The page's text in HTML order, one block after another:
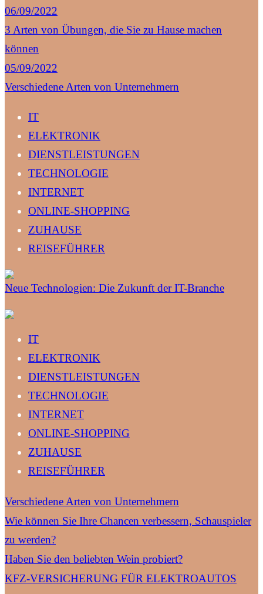
06/09/2022
3 Arten von Übungen, die Sie zu Hause machen
können
05/09/2022
Verschiedene Arten von Unternehmern
IT
ELEKTRONIK
DIENSTLEISTUNGEN
TECHNOLOGIE
INTERNET
ONLINE-SHOPPING
ZUHAUSE
REISEFÜHRER
Neue Technologien: Die Zukunft der IT-Branche
IT
ELEKTRONIK
DIENSTLEISTUNGEN
TECHNOLOGIE
INTERNET
ONLINE-SHOPPING
ZUHAUSE
REISEFÜHRER
Verschiedene Arten von Unternehmern
Wie können Sie Ihre Chancen verbessern, Schauspieler
zu werden?
Haben Sie den beliebten Wein probiert?
KFZ-VERSICHERUNG FÜR ELEKTROAUTOS